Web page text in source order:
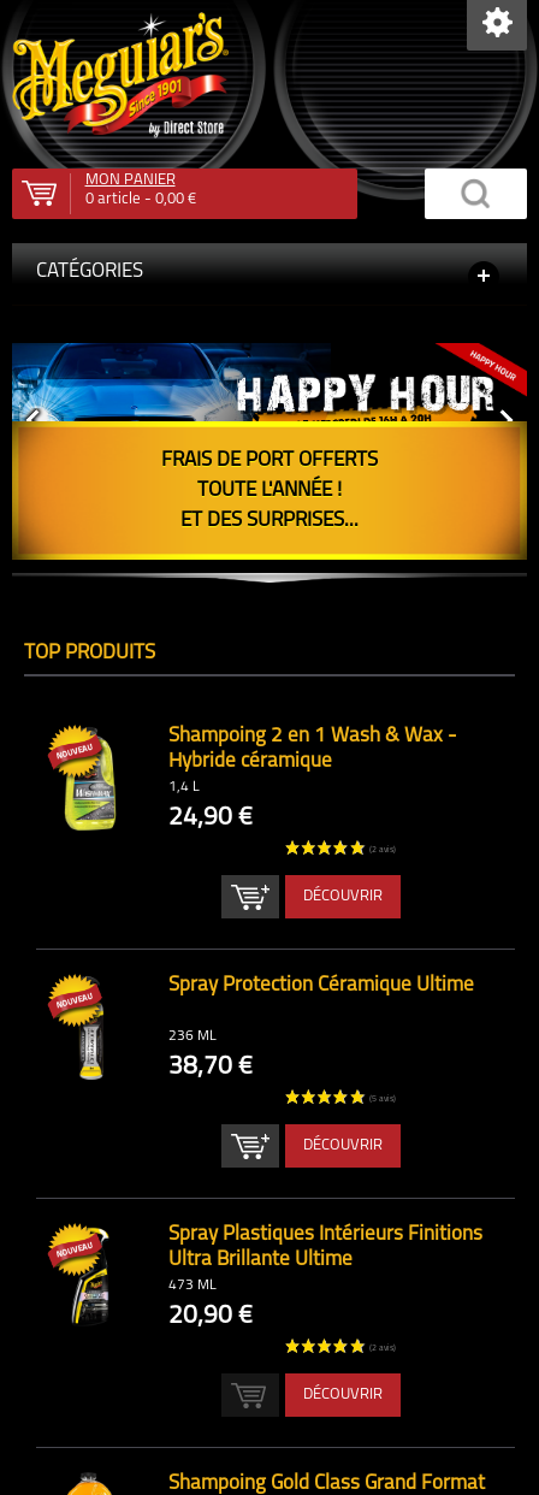
MON PANIER
0article - 0,00 €
CATÉGORIES
FRAIS DE PORT OFFERTS
TOUTE L'ANNÉE !
ET DES SURPRISES...
TOP PRODUITS
Shampoing 2 en 1 Wash & Wax -
Hybride céramique
1,4 L
24,90 €
DÉCOUVRIR
Spray Protection Céramique Ultime
236 ML
38,70 €
DÉCOUVRIR
Spray Plastiques Intérieurs Finitions
Ultra Brillante Ultime
473 ML
20,90 €
DÉCOUVRIR
Shampoing Gold Class Grand Format